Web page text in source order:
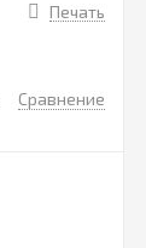
Печать
Сравнение